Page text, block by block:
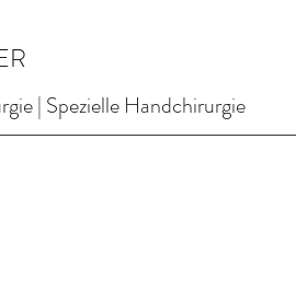
| Spezielle Handchirurgie